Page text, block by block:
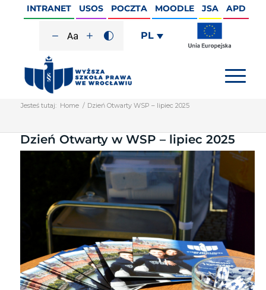
INTRANET USOS POCZTA MOODLE JSA APD
PL
Jesteś tutaj: Home / Dzień Otwarty WSP – lipiec 2025
Dzień Otwarty w WSP – lipiec 2025